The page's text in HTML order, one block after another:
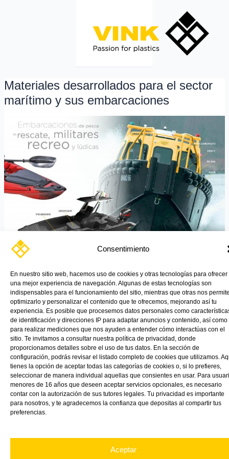
Consentimiento
En nuestro sitio web, hacemos uso de cookies y otras tecnologías para ofrecer
una mejor experiencia de navegación. Algunas de estas tecnologías son
indispensables para el funcionamiento del sitio, mientras que otras nos
optimizarlo y personalizar el contenido que te ofrecemos, mejorando así tu
experiencia. Es posible que procesemos datos personales como
de identificación y direcciones IP para adaptar anuncios y contenido, así como
para realizar mediciones que nos ayuden a entender cómo interactúas con el
sitio. Te invitamos a consultar nuestra política de privacidad, donde
proporcionamos detalles sobre el uso de tus datos. En la sección de
configuración, podrás revisar el listado completo de cookies que utilizamos.
tienes la opción de aceptar todas las categorías de cookies o, si lo prefieres,
seleccionar de manera individual aquellas que consientes en usar. Para
menores de 16 años que deseen aceptar servicios opcionales, es necesario
contar con la autorización de sus tutores legales. Tu privacidad es importante
para nosotros, y te agradecemos la confianza que depositas al compartir tus
preferencias.
Aceptar
Materiales desarrollados para el sector
marítimo y sus embarcaciones
Materiales desarrollados para el sector marítimo y sus
embarcaciones https://vink.es/wp-
content/uploads/2023/04/sector-nautico-vink.webm Hoy
queremos daros a conocer los principales materiales náuticos con
[…]
Materiales
desarrollados
para
sector
marítimo
sus
embarcaciones
Read More »